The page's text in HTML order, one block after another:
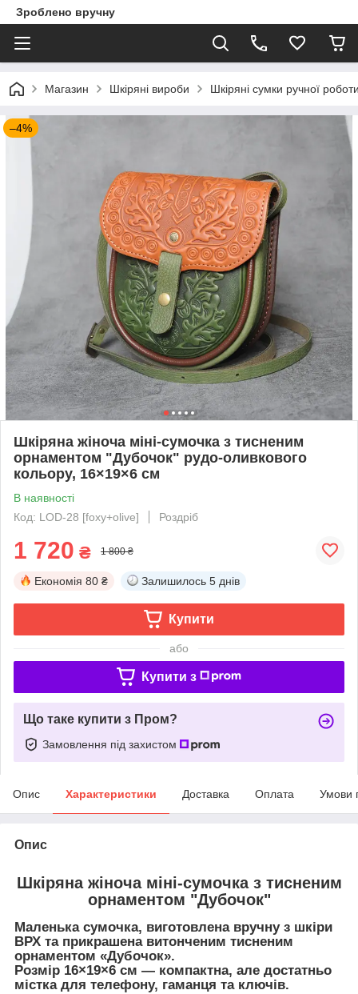
Зроблено вручну
Магазин Шкіряні вироби Шкіряні сумки ручної
–4%
Шкіряна жіноча міні-сумочка з тисненим
орнаментом "Дубочок" рудо-оливкового
кольору, 16×19×6 см
В наявності
Код: LOD-28 [foxy+olive]
Роздріб
1 720 ₴ 1 800 ₴
Економія 80 ₴ Залишилось 5 днів
Купити
або
Купити з
Що таке купити з Пром?
Замовлення під захистом
Опис Характеристики Доставка Оплата Умови
Опис
Шкіряна жіноча міні-сумочка з тисненим
орнаментом "Дубочок"
Маленька сумочка, виготовлена вручну з шкіри
ВРХ та прикрашена витонченим тисненим
орнаментом «Дубочок».
Розмір 16×19×6 см — компактна, але достатньо
містка для телефону, гаманця та ключів.